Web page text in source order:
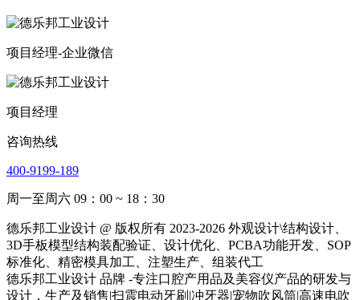
项目经理-企业微信
项目经理
咨询热线
400-9199-189
周一至周六 09：00 ~ 18：30
德乐邦工业设计 @ 版权所有 2023-2026 外观设计\结构设计、
3D手板模型结构装配验证、设计优化、PCBA功能开发、SOP
标准化、精密模具加工、注塑生产、组装代工
德乐邦工业设计 品牌 -专注口腔产用品及美容仪产品的研发与
设计，生产及销售|扫震电动牙刷|冲牙器|宠物吹风筒|高速电吹